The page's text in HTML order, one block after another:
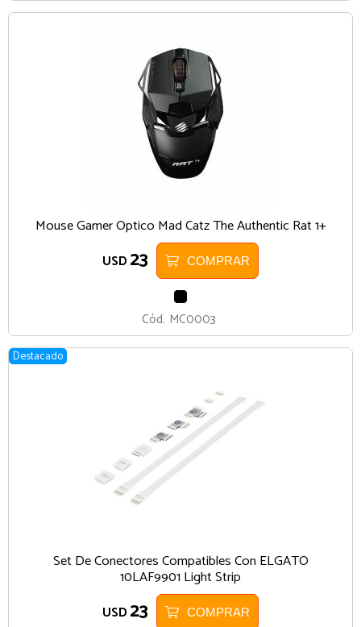
Mouse Gamer Optico Mad Catz The Authentic Rat 1+
USD 23 COMPRAR
Cód. MC0003
Destacado
Set De Conectores Compatibles Con ELGATO
10LAF9901 Light Strip
USD 23 COMPRAR